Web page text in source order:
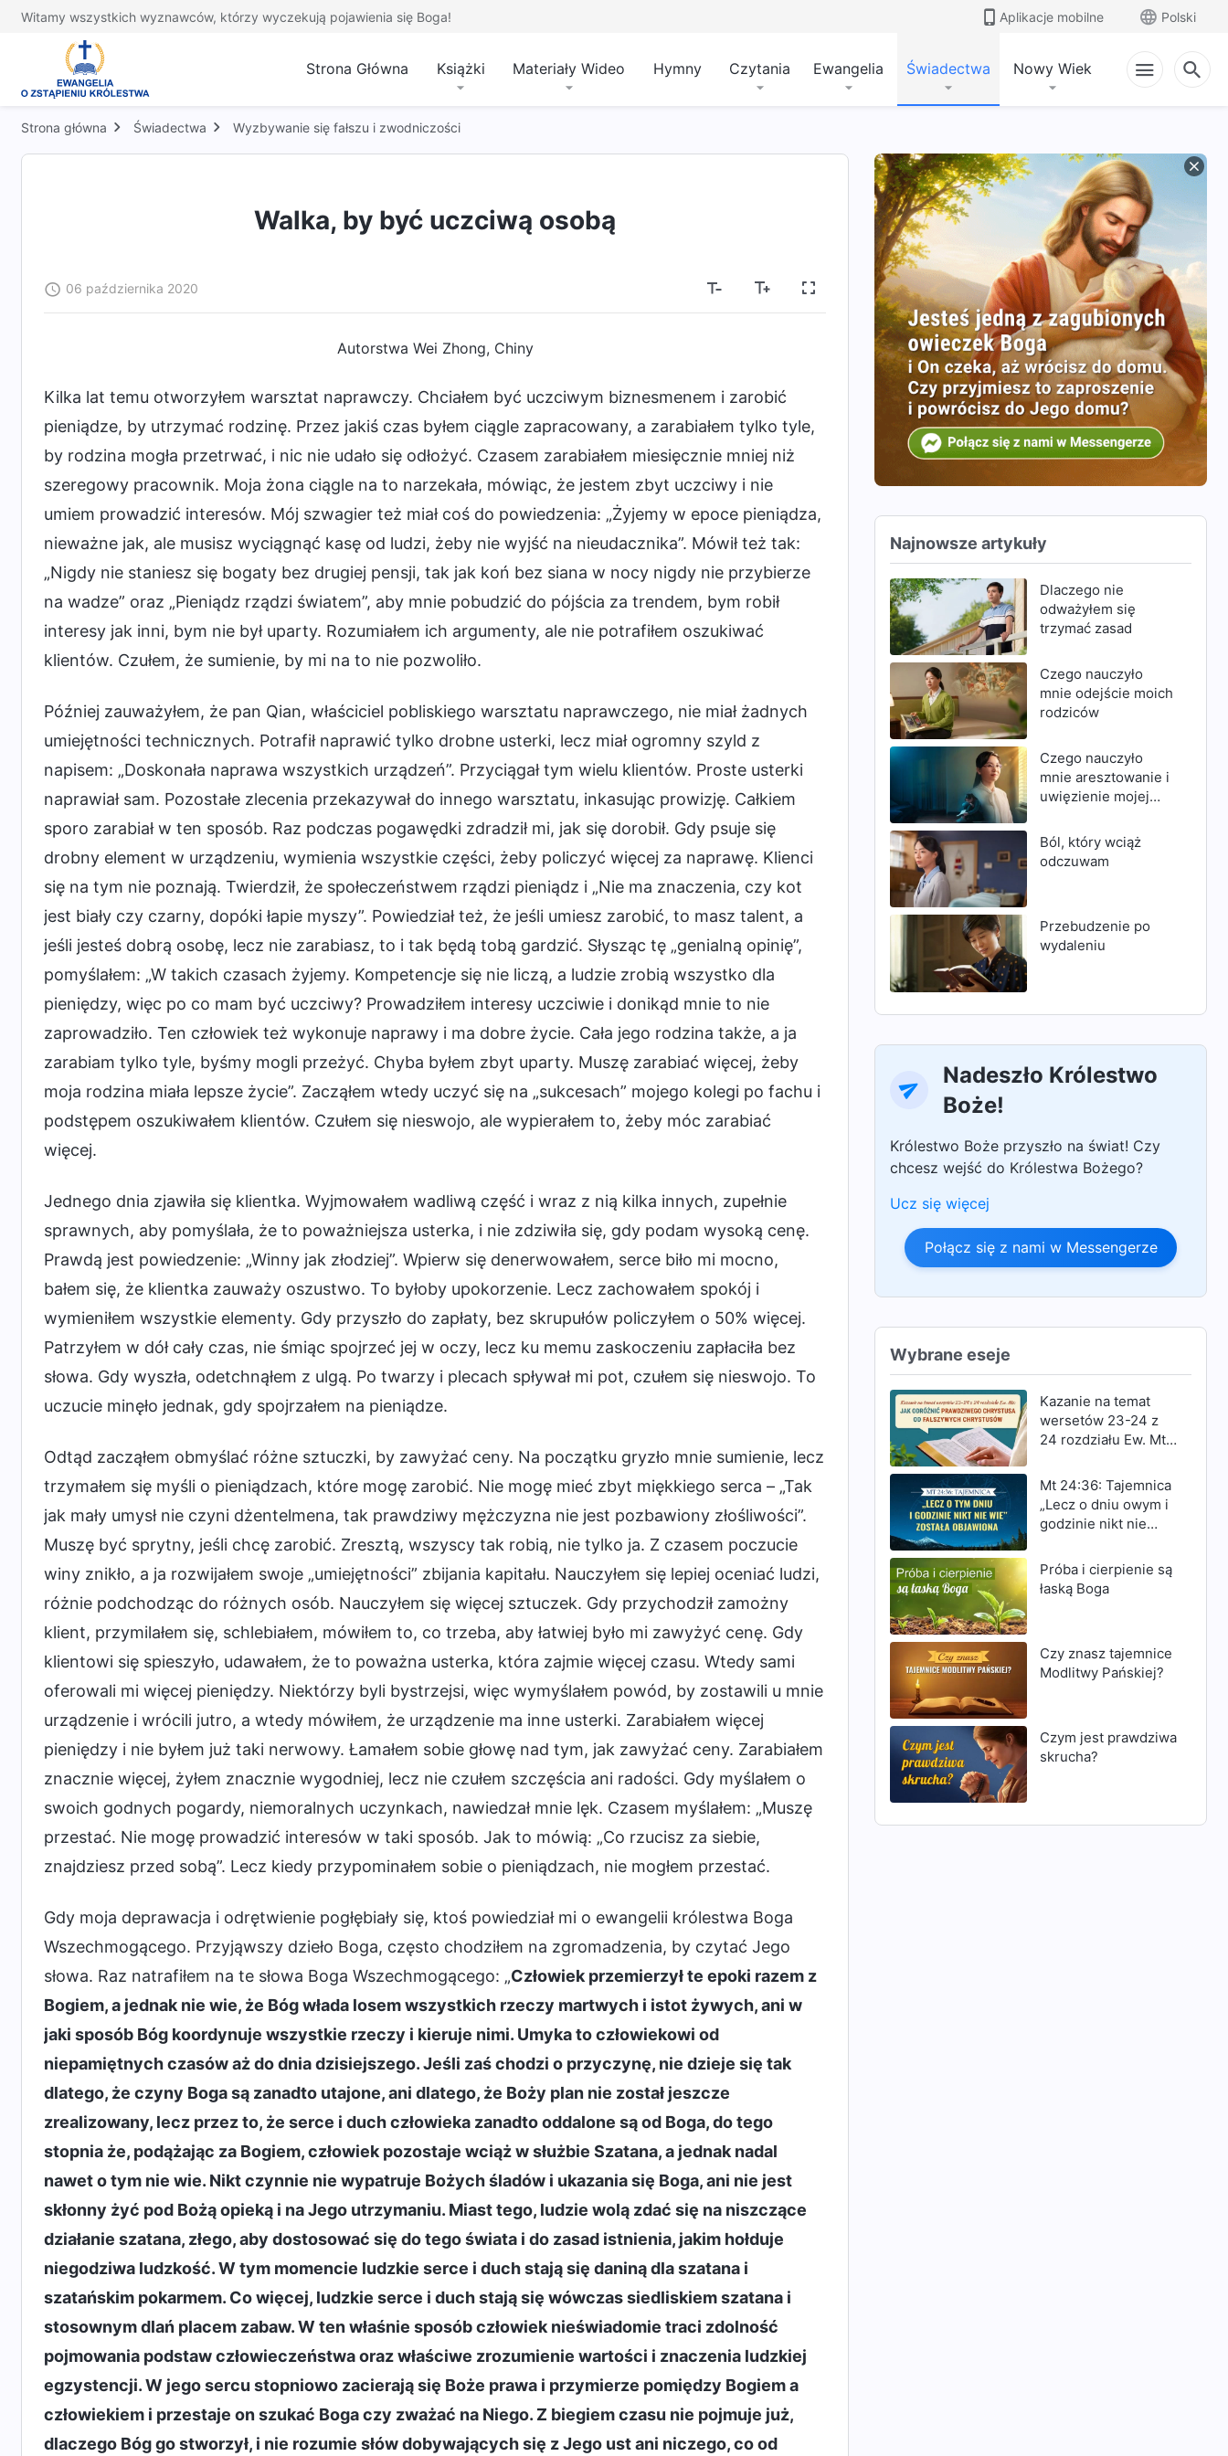
Witamy wszystkich wyznawców, którzy wyczekują pojawienia się Boga! Aplikacje mobilne Polski
Strona Główna Książki Materiały Wideo Hymny Czytania Ewangelia Świadectwa Nowy Wiek
Strona główna Świadectwa Wyzbywanie się fałszu i zwodniczości
Walka, by być uczciwą osobą
06 października 2020
Autorstwa Wei Zhong, Chiny
Kilka lat temu otworzyłem warsztat naprawczy. Chciałem być uczciwym biznesmenem i zarobić
pieniądze, by utrzymać rodzinę. Przez jakiś czas byłem ciągle zapracowany, a zarabiałem tylko tyle,
by rodzina mogła przetrwać, i nic nie udało się odłożyć. Czasem zarabiałem miesięcznie mniej niż
szeregowy pracownik. Moja żona ciągle na to narzekała, mówiąc, że jestem zbyt uczciwy i nie
umiem prowadzić interesów. Mój szwagier też miał coś do powiedzenia: „Żyjemy w epoce pieniądza,
nieważne jak, ale musisz wyciągnąć kasę od ludzi, żeby nie wyjść na nieudacznika”. Mówił też tak:
„Nigdy nie staniesz się bogaty bez drugiej pensji, tak jak koń bez siana w nocy nigdy nie przybierze
na wadze” oraz „Pieniądz rządzi światem”, aby mnie pobudzić do pójścia za trendem, bym robił
interesy jak inni, bym nie był uparty. Rozumiałem ich argumenty, ale nie potrafiłem oszukiwać
klientów. Czułem, że sumienie, by mi na to nie pozwoliło.
Później zauważyłem, że pan Qian, właściciel pobliskiego warsztatu naprawczego, nie miał żadnych
umiejętności technicznych. Potrafił naprawić tylko drobne usterki, lecz miał ogromny szyld z
napisem: „Doskonała naprawa wszystkich urządzeń”. Przyciągał tym wielu klientów. Proste usterki
naprawiał sam. Pozostałe zlecenia przekazywał do innego warsztatu, inkasując prowizję. Całkiem
sporo zarabiał w ten sposób. Raz podczas pogawędki zdradził mi, jak się dorobił. Gdy psuje się
drobny element w urządzeniu, wymienia wszystkie części, żeby policzyć więcej za naprawę. Klienci
się na tym nie poznają. Twierdził, że społeczeństwem rządzi pieniądz i „Nie ma znaczenia, czy kot
jest biały czy czarny, dopóki łapie myszy”. Powiedział też, że jeśli umiesz zarobić, to masz talent, a
jeśli jesteś dobrą osobę, lecz nie zarabiasz, to i tak będą tobą gardzić. Słysząc tę „genialną opinię”,
pomyślałem: „W takich czasach żyjemy. Kompetencje się nie liczą, a ludzie zrobią wszystko dla
pieniędzy, więc po co mam być uczciwy? Prowadziłem interesy uczciwie i donikąd mnie to nie
zaprowadziło. Ten człowiek też wykonuje naprawy i ma dobre życie. Cała jego rodzina także, a ja
zarabiam tylko tyle, byśmy mogli przeżyć. Chyba byłem zbyt uparty. Muszę zarabiać więcej, żeby
moja rodzina miała lepsze życie”. Zacząłem wtedy uczyć się na „sukcesach” mojego kolegi po fachu i
podstępem oszukiwałem klientów. Czułem się nieswojo, ale wypierałem to, żeby móc zarabiać
więcej.
Jednego dnia zjawiła się klientka. Wyjmowałem wadliwą część i wraz z nią kilka innych, zupełnie
sprawnych, aby pomyślała, że to poważniejsza usterka, i nie zdziwiła się, gdy podam wysoką cenę.
Prawdą jest powiedzenie: „Winny jak złodziej”. Wpierw się denerwowałem, serce biło mi mocno,
bałem się, że klientka zauważy oszustwo. To byłoby upokorzenie. Lecz zachowałem spokój i
wymieniłem wszystkie elementy. Gdy przyszło do zapłaty, bez skrupułów policzyłem o 50% więcej.
Patrzyłem w dół cały czas, nie śmiąc spojrzeć jej w oczy, lecz ku memu zaskoczeniu zapłaciła bez
słowa. Gdy wyszła, odetchnąłem z ulgą. Po twarzy i plecach spływał mi pot, czułem się nieswojo. To
uczucie minęło jednak, gdy spojrzałem na pieniądze.
Odtąd zacząłem obmyślać różne sztuczki, by zawyżać ceny. Na początku gryzło mnie sumienie, lecz
trzymałem się myśli o pieniądzach, które mogę zarobić. Nie mogę mieć zbyt miękkiego serca – „Tak
jak mały umysł nie czyni dżentelmena, tak prawdziwy mężczyzna nie jest pozbawiony złośliwości”.
Muszę być sprytny, jeśli chcę zarobić. Zresztą, wszyscy tak robią, nie tylko ja. Z czasem poczucie
winy znikło, a ja rozwijałem swoje „umiejętności” zbijania kapitału. Nauczyłem się lepiej oceniać ludzi,
różnie podchodząc do różnych osób. Nauczyłem się więcej sztuczek. Gdy przychodził zamożny
klient, przymilałem się, schlebiałem, mówiłem to, co trzeba, aby łatwiej było mi zawyżyć cenę. Gdy
klientowi się spieszyło, udawałem, że to poważna usterka, która zajmie więcej czasu. Wtedy sami
oferowali mi więcej pieniędzy. Niektórzy byli bystrzejsi, więc wymyślałem powód, by zostawili u mnie
urządzenie i wrócili jutro, a wtedy mówiłem, że urządzenie ma inne usterki. Zarabiałem więcej
pieniędzy i nie byłem już taki nerwowy. Łamałem sobie głowę nad tym, jak zawyżać ceny. Zarabiałem
znacznie więcej, żyłem znacznie wygodniej, lecz nie czułem szczęścia ani radości. Gdy myślałem o
swoich godnych pogardy, niemoralnych uczynkach, nawiedzał mnie lęk. Czasem myślałem: „Muszę
przestać. Nie mogę prowadzić interesów w taki sposób. Jak to mówią: „Co rzucisz za siebie,
znajdziesz przed sobą”. Lecz kiedy przypominałem sobie o pieniądzach, nie mogłem przestać.
Gdy moja deprawacja i odrętwienie pogłębiały się, ktoś powiedział mi o ewangelii królestwa Boga
Wszechmogącego. Przyjąwszy dzieło Boga, często chodziłem na zgromadzenia, by czytać Jego
słowa. Raz natrafiłem na te słowa Boga Wszechmogącego: „Człowiek przemierzył te epoki razem z
Bogiem, a jednak nie wie, że Bóg włada losem wszystkich rzeczy martwych i istot żywych, ani w
jaki sposób Bóg koordynuje wszystkie rzeczy i kieruje nimi. Umyka to człowiekowi od
niepamiętnych czasów aż do dnia dzisiejszego. Jeśli zaś chodzi o przyczynę, nie dzieje się tak
dlatego, że czyny Boga są zanadto utajone, ani dlatego, że Boży plan nie został jeszcze
zrealizowany, lecz przez to, że serce i duch człowieka zanadto oddalone są od Boga, do tego
stopnia że, podążając za Bogiem, człowiek pozostaje wciąż w służbie Szatana, a jednak nadal
nawet o tym nie wie. Nikt czynnie nie wypatruje Bożych śladów i ukazania się Boga, ani nie jest
skłonny żyć pod Bożą opieką i na Jego utrzymaniu. Miast tego, ludzie wolą zdać się na niszczące
działanie szatana, złego, aby dostosować się do tego świata i do zasad istnienia, jakim hołduje
niegodziwa ludzkość. W tym momencie ludzkie serce i duch stają się daniną dla szatana i
szatańskim pokarmem. Co więcej, ludzkie serce i duch stają się wówczas siedliskiem szatana i
stosownym dlań placem zabaw. W ten właśnie sposób człowiek nieświadomie traci zdolność
pojmowania podstaw człowieczeństwa oraz właściwe zrozumienie wartości i znaczenia ludzkiej
egzystencji. W jego sercu stopniowo zacierają się Boże prawa i przymierze pomiędzy Bogiem a
człowiekiem i przestaje on szukać Boga czy zważać na Niego. Z biegiem czasu nie pojmuje już,
dlaczego Bóg go stworzył, i nie rozumie słów dobywających się z Jego ust ani niczego, co od
Najnowsze artykuły
Dlaczego nie
odważyłem się
trzymać zasad
Czego nauczyło
mnie odejście moich
rodziców
Czego nauczyło
mnie aresztowanie i
uwięzienie mojej
Ból, który wciąż
odczuwam
Przebudzenie po
wydaleniu
Nadeszło Królestwo
Boże!
Królestwo Boże przyszło na świat! Czy
chcesz wejść do Królestwa Bożego?
Ucz się więcej
Połącz się z nami w Messengerze
Wybrane eseje
Kazanie na temat
wersetów 23-24 z
24 rozdziału Ew. Mt:
prawdziwego
Chrystusa od
fałszywych
Chrystusów
Mt 24:36: Tajemnica
„Lecz o dniu owym i
godzinie nikt nie
objawiona
Próba i cierpienie są
łaską Boga
Czy znasz tajemnice
Modlitwy Pańskiej?
Czym jest prawdziwa
skrucha?